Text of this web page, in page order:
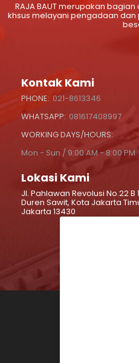
RAJA BAUT merupakan
khsus melayani pengadaan
Kontak Kami
PHONE: 021-8613346
WHATSAPP: 081617408997
WORKING DAYS/HOURS:
Mon - Sun / 9:00 AM - 8:00 PM
Lokasi Kami
Jl. Pahlawan Revolusi No.22 B
Duren Sawit, Kota Jakarta
Jakarta 13430